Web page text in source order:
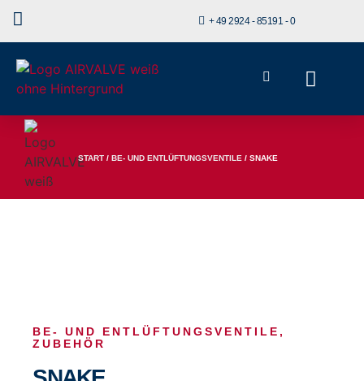
+ 49 2924 - 85191 - 0
START /BE- UND ENTLÜFTUNGSVENTILE / SNAKE
BE- UND ENTLÜFTUNGSVENTILE ,
ZUBEHÖR